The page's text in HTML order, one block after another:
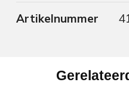
Artikelnummer